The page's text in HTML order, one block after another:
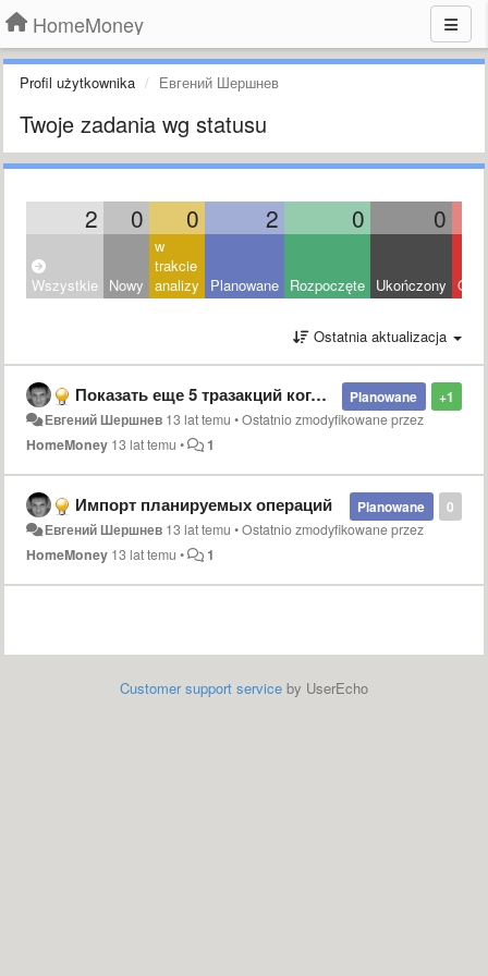
HomeMoney
Profil użytkownika Евгений Шершнев
Twoje zadania wg statusu
2 0 0 2 0 0
Wszystkie Nowy
w
trakcie
analizy
Planowane Rozpoczęte Ukończony
Ostatnia aktualizacja
+1
Planowane
Показать еще 5 тразакций когда там не 5
Евгений Шершнев 13 lat temu •Ostatnio zmodyfikowane przez
HomeMoney 13 lat temu • 1
0
Planowane
Импорт планируемых операций
Евгений Шершнев 13 lat temu •Ostatnio zmodyfikowane przez
HomeMoney 13 lat temu • 1
Customer support service by UserEcho